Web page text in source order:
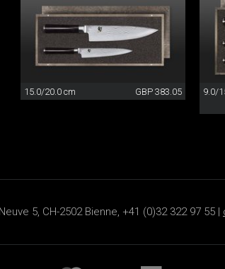
15.0/20.0 cm GBP 383.05
9.0/
5, CH-2502 Bienne, +41 (0)32 322 97 55 |